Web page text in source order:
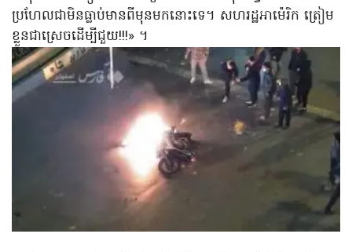
ប្រហែលជាមិនធ្លាប់មានពីមុនមកនោះទេ។ សហរដ្ឋអាម៉េរិក ត្រៀម
ខ្លួនជាស្រេចដើម្បីជួយ!!!» ។